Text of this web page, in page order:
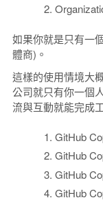
如果你就是只有一
體商)。
這樣的使用情境大
公司就只有你一個
流與互動就能完成
GitHub
GitHub
GitHub
GitHub